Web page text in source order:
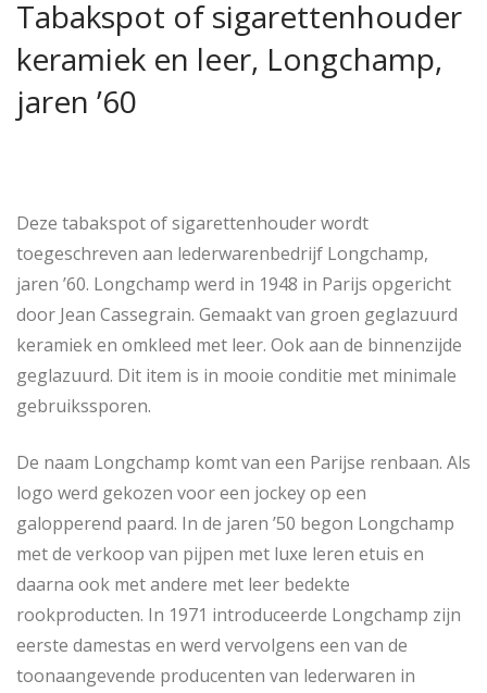
Tabakspot of sigarettenhouder
keramiek en leer, Longchamp,
jaren ’60
Deze tabakspot of sigarettenhouder wordt
toegeschreven aan lederwarenbedrijf Longchamp,
jaren ’60. Longchamp werd in 1948 in Parijs opgericht
door Jean Cassegrain. Gemaakt van groen geglazuurd
keramiek en omkleed met leer. Ook aan de binnenzijde
geglazuurd. Dit item is in mooie conditie met minimale
gebruikssporen.
De naam Longchamp komt van een Parijse renbaan. Als
logo werd gekozen voor een jockey op een
galopperend paard. In de jaren ’50 begon Longchamp
met de verkoop van pijpen met luxe leren etuis en
daarna ook met andere met leer bedekte
rookproducten. In 1971 introduceerde Longchamp zijn
eerste damestas en werd vervolgens een van de
toonaangevende producenten van lederwaren in